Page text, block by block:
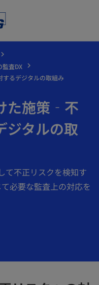
査DX
るデジタルの取組み
た施策‐不
ジタルの取
て不正リスクを検知す
必要な監査上の対応を